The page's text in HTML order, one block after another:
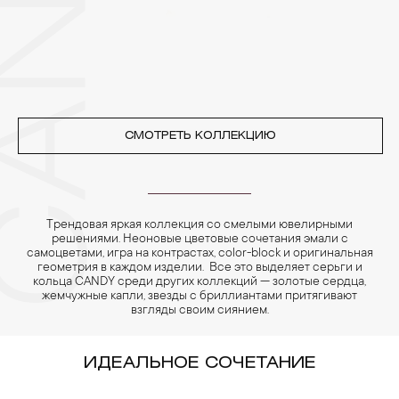
СМОТРЕТЬ КОЛЛЕКЦИЮ
Трендовая яркая коллекция со смелыми ювелирными
решениями. Неоновые цветовые сочетания эмали с
самоцветами, игра на контрастах, color-block и оригинальная
геометрия в каждом изделии. Все это выделяет серьги и
кольца CANDY среди других коллекций — золотые сердца,
жемчужные капли, звезды с бриллиантами притягивают
взгляды своим сиянием.
ИДЕАЛЬНОЕ СОЧЕТАНИЕ